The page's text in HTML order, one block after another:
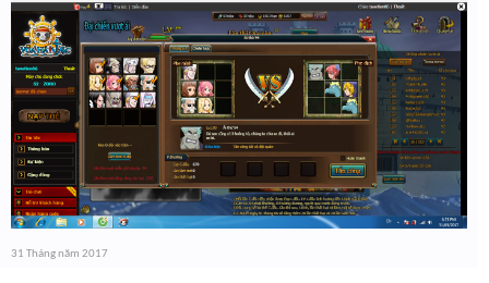
31 Tháng năm 2017